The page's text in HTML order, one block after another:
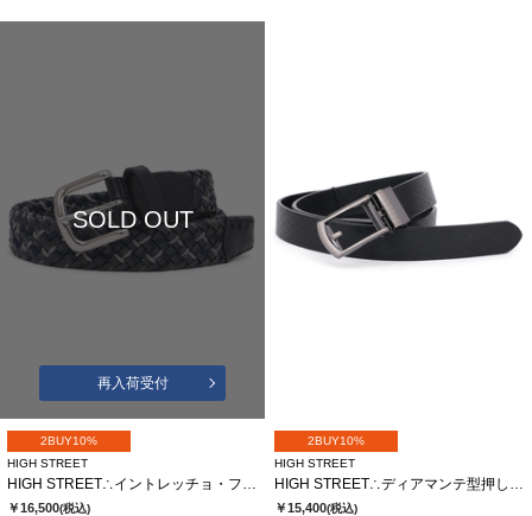
SOLD OUT
再入荷受付
2BUY10%
HIGH STREET
￥16,500(税込)
2BUY10%
HIGH STREET
￥15,400(税込)